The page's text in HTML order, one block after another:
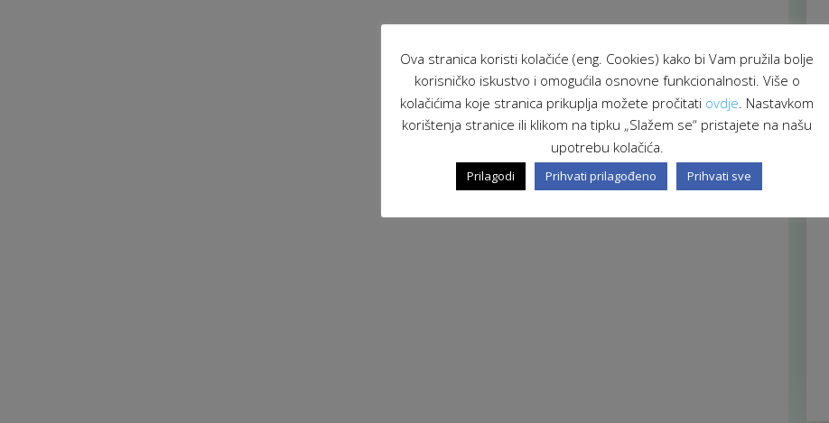
Ova stranica koristi kolačiće (eng. Cookies) kako bi Vam pružila bolje
korisničko iskustvo i omogućila osnovne funkcionalnosti. Više o
kolačićima koje stranica prikuplja možete pročitati ovdje . Nastavkom
korištenja stranice ili klikom na tipku „Slažem se“ pristajete na našu
upotrebu kolačića.
Prilagodi Prihvati prilagođeno Prihvati sve